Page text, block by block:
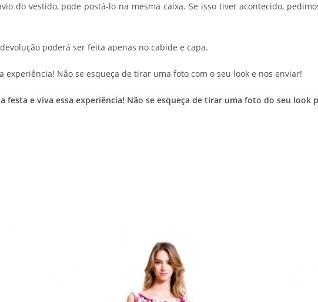
do vestido, pode postá-lo na mesma caixa. Se isso tiver acontecido,
poderá ser feita apenas no cabide e capa.
experiência! Não se esqueça de tirar uma foto com o seu look e nos enviar!
festa e viva essa experiência! Não se esqueça de tirar uma foto do seu